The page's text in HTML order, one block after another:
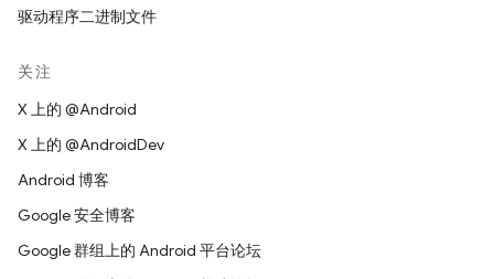
驱动程序二进制文件
关注
X 上的 @Android
X 上的 @AndroidDev
Android 博客
Google 安全博客
Google 群组上的 Android 平台论坛